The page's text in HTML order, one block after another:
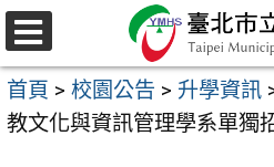
跳
至
主
要
選
單
首頁 > 校園公告 > 升學資訊
教文化與資訊管理學系單獨